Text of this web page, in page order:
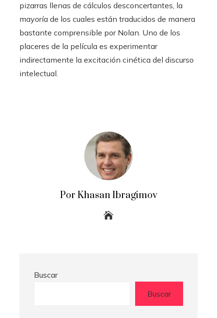
pizarras llenas de cálculos desconcertantes, la
mayoría de los cuales están traducidos de manera
bastante comprensible por Nolan. Uno de los
placeres de la película es experimentar
indirectamente la excitación cinética del discurso
intelectual.
Por Khasan Ibragimov
Buscar
Buscar